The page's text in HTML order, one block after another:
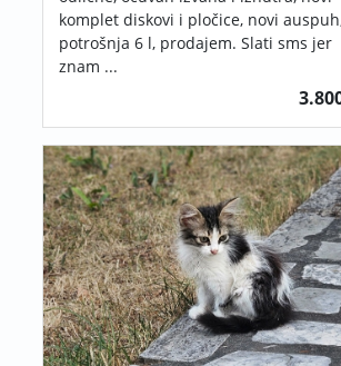
komplet diskovi i pločice, novi
potrošnja 6 l, prodajem. Slati sms jer
znam ...